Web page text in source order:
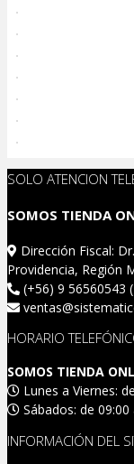
SOLO ATENCION
SOMOS TIENDA
Dirección Fiscal:
Providencia, Región
(+56) 9 56560543
HORARIO
SOMOS TIENDA
Lunes a Viernes:
Sábados: de
INFORMACIÓN DEL